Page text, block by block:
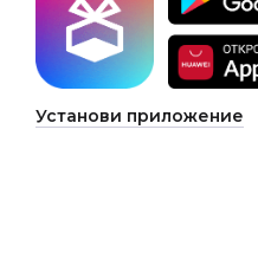
Установи приложение